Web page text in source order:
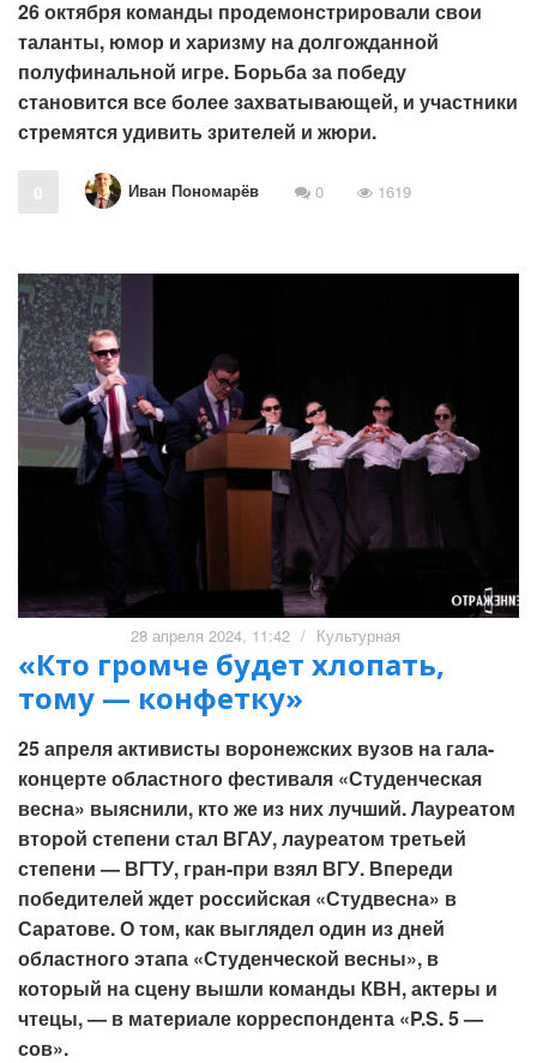
26 октября команды продемонстрировали свои
таланты, юмор и харизму на долгожданной
полуфинальной игре. Борьба за победу
становится все более захватывающей, и участники
стремятся удивить зрителей и жюри.
0 Иван Пономарёв 0 1619
28 апреля 2024, 11:42 / Культурная
«Кто громче будет хлопать,
тому — конфетку»
25 апреля активисты воронежских вузов на гала-
концерте областного фестиваля «Студенческая
весна» выяснили, кто же из них лучший. Лауреатом
второй степени стал ВГАУ, лауреатом третьей
степени — ВГТУ, гран-при взял ВГУ. Впереди
победителей ждет российская «Студвесна» в
Саратове. О том, как выглядел один из дней
областного этапа «Студенческой весны», в
который на сцену вышли команды КВН, актеры и
чтецы, — в материале корреспондента «P.S. 5 —
сов».